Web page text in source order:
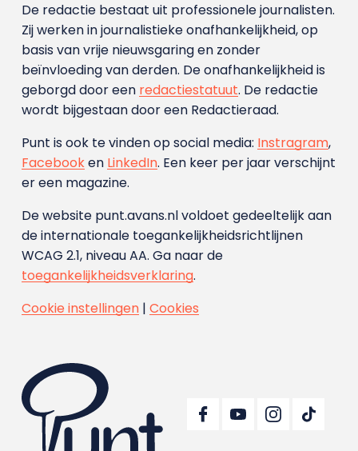
De redactie bestaat uit professionele journalisten.
Zij werken in journalistieke onafhankelijkheid, op
basis van vrije nieuwsgaring en zonder
beïnvloeding van derden. De onafhankelijkheid is
geborgd door een redactiestatuut. De redactie
wordt bijgestaan door een Redactieraad.
Punt is ook te vinden op social media: Instragram,
Facebooken LinkedIn. Een keer per jaar verschijnt
er een magazine.
De website punt.avans.nl voldoet gedeeltelijk aan
de internationale toegankelijkheidsrichtlijnen
WCAG 2.1, niveau AA. Ga naar de
toegankelijkheidsverklaring.
Cookie instellingen| Cookies